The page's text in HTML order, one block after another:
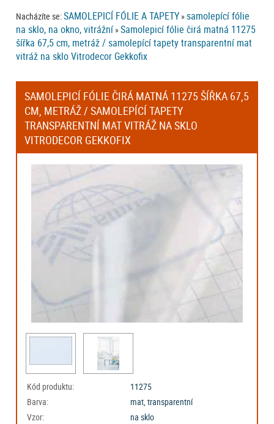
Nacházíte se:SAMOLEPICÍ FÓLIE A TAPETY »samolepící fólie
na sklo, na okno, vitrážní »Samolepicí fólie čirá matná 11275
šířka 67,5 cm, metráž / samolepící tapety transparentní mat
vitráž na sklo Vitrodecor Gekkofix
SAMOLEPICÍ FÓLIE ČIRÁ MATNÁ 11275 ŠÍŘKA 67,5
CM, METRÁŽ / SAMOLEPÍCÍ TAPETY
TRANSPARENTNÍ MAT VITRÁŽ NA SKLO
VITRODECOR GEKKOFIX
Kód produktu:
11275
Barva:
mat, transparentní
Vzor:
na sklo